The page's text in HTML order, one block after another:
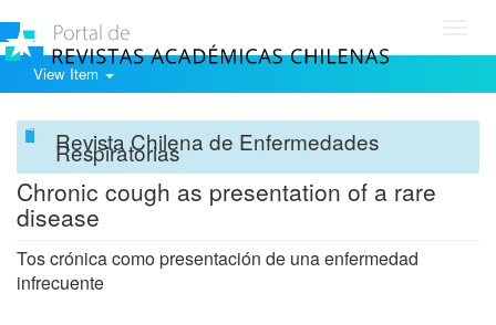
View Item
Revista Chilena de Enfermedades
Respiratorias
Chronic cough as presentation of a rare
disease
Tos crónica como presentación de una enfermedad
infrecuente